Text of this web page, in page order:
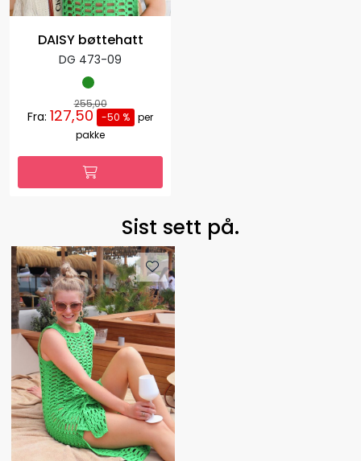
DAISY bøttehatt
DG 473-09
255,00
Fra: 127,50 -50 % per
pakke
Sist sett på.